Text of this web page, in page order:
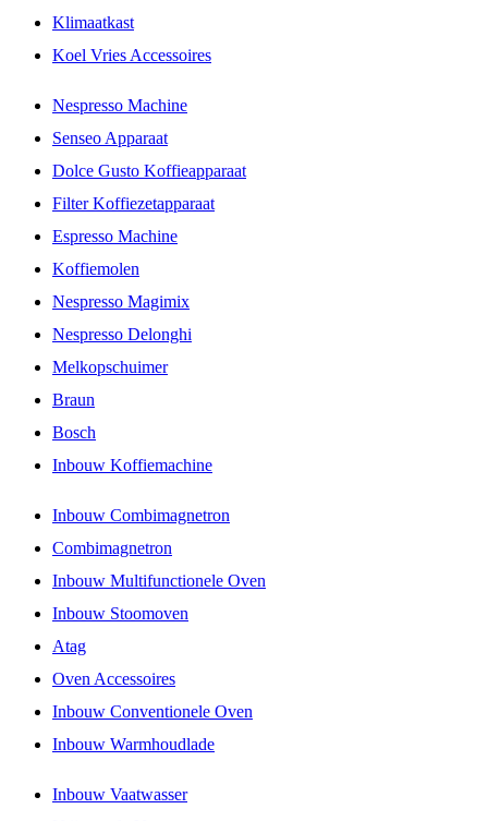
Klimaatkast
Koel Vries Accessoires
Nespresso Machine
Senseo Apparaat
Dolce Gusto Koffieapparaat
Filter Koffiezetapparaat
Espresso Machine
Koffiemolen
Nespresso Magimix
Nespresso Delonghi
Melkopschuimer
Braun
Bosch
Inbouw Koffiemachine
Inbouw Combimagnetron
Combimagnetron
Inbouw Multifunctionele Oven
Inbouw Stoomoven
Atag
Oven Accessoires
Inbouw Conventionele Oven
Inbouw Warmhoudlade
Inbouw Vaatwasser